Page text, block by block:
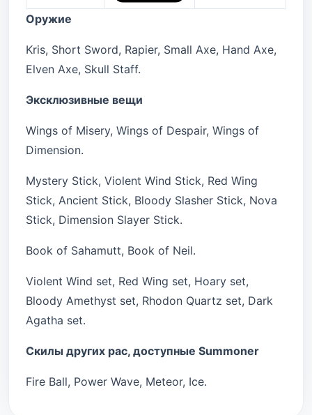
Оружие
Kris, Short Sword, Rapier, Small Axe, Hand Axe,
Elven Axe, Skull Staff.
Эксклюзивные вещи
Wings of Misery, Wings of Despair, Wings of
Dimension.
Mystery Stick, Violent Wind Stick, Red Wing
Stick, Ancient Stick, Bloody Slasher Stick, Nova
Stick, Dimension Slayer Stick.
Book of Sahamutt, Book of Neil.
Violent Wind set, Red Wing set, Hoary set,
Bloody Amethyst set, Rhodon Quartz set, Dark
Agatha set.
Скилы других рас, доступные Summoner
Fire Ball, Power Wave, Meteor, Ice.